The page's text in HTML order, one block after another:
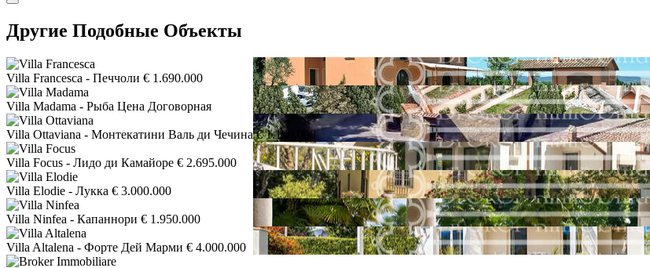
Другие Подобные Объекты
Villa Francesca - Печчоли € 1.690.000
Villa Madama - Рыба Цена Договорная
Villa Ottaviana - Монтекатини Валь ди Чечина € 1.190.000
Villa Focus - Лидо ди Камайоре € 2.695.000
Villa Elodie - Лукка € 3.000.000
Villa Ninfea - Капаннори € 1.950.000
Villa Altalena - Форте Дей Марми € 4.000.000